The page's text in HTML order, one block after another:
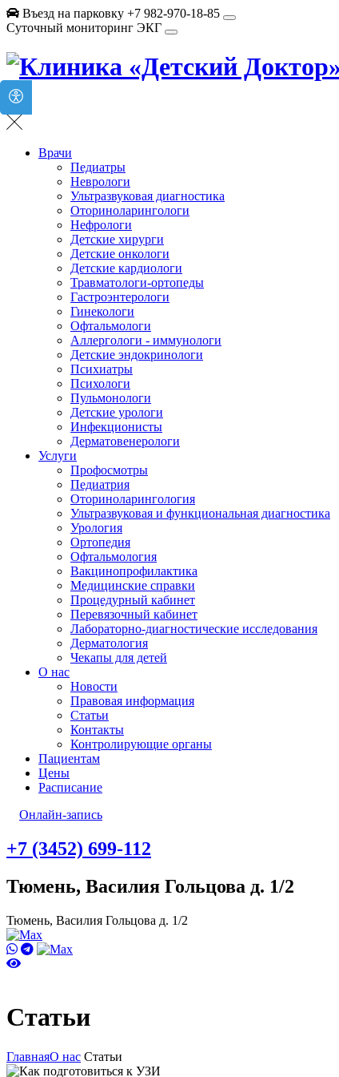
Въезд на парковку +7 982-970-18-85
Суточный мониторинг ЭКГ
Врачи
Педиатры
Неврологи
Ультразвуковая диагностика
Оториноларингологи
Нефрологи
Детские хирурги
Детские онкологи
Детские кардиологи
Травматологи-ортопеды
Гастроэнтерологи
Гинекологи
Офтальмологи
Аллергологи - иммунологи
Детские эндокринологи
Психиатры
Психологи
Пульмонологи
Детские урологи
Инфекционисты
Дерматовенерологи
Услуги
Профосмотры
Педиатрия
Оториноларингология
Ультразвуковая и функциональная диагностика
Урология
Ортопедия
Офтальмология
Вакцинопрофилактика
Медицинские справки
Процедурный кабинет
Перевязочный кабинет
Лабораторно-диагностические исследования
Дерматология
Чекапы для детей
О нас
Новости
Правовая информация
Статьи
Контакты
Контролирующие органы
Пациентам
Цены
Расписание
Онлайн-запись
+7 (3452) 699-112
Тюмень, Василия Гольцова д. 1/2
Тюмень, Василия Гольцова д. 1/2
Статьи
ГлавнаяО нас Статьи